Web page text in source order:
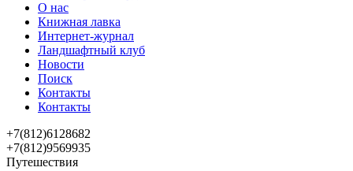
О нас
Книжная лавка
Интернет-журнал
Ландшафтный клуб
Новости
Поиск
Контакты
Контакты
+7(812)6128682
+7(812)9569935
Путешествия